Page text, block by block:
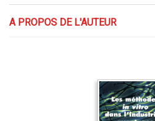
A PROPOS DE L'AUTEUR